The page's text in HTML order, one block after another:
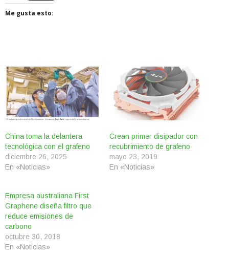
Me gusta esto:
China toma la delantera
tecnológica con el grafeno
diciembre 26, 2025
En «Noticias»
Crean primer disipador con
recubrimiento de grafeno
mayo 23, 2019
En «Noticias»
Empresa australiana First
Graphene diseña filtro que
reduce emisiones de
carbono
octubre 30, 2018
En «Noticias»